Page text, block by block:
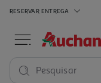
RESERVAR ENTREGA
Pesquisar